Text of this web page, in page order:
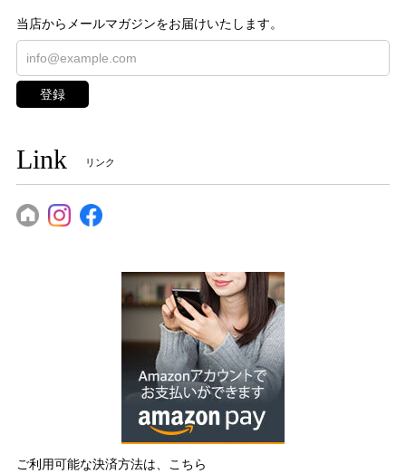
当店からメールマガジンをお届けいたします。
登録
Link リンク
ご利用可能な決済方法は、こちら